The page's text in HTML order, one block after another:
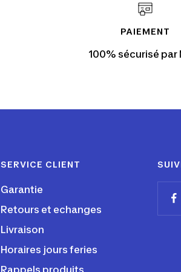
PAIEMENT
100% sécurisé par
SERVICE CLIENT
Garantie
Retours et echanges
Livraison
Horaires jours feries
Rappels produits